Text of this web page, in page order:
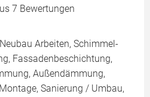
7 Bewertungen
Arbeiten, Schimmel-
Fassadenbeschichtung,
Außendämmung,
Sanierung / Umbau,